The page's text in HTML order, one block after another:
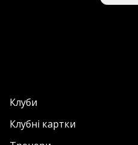
Клуби
Клубні картки